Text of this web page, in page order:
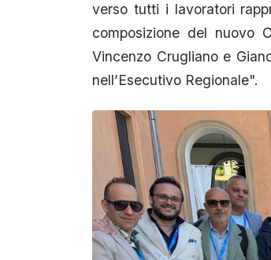
verso tutti i lavoratori
composizione del nuovo
Vincenzo Crugliano e
nell’Esecutivo Regionale".